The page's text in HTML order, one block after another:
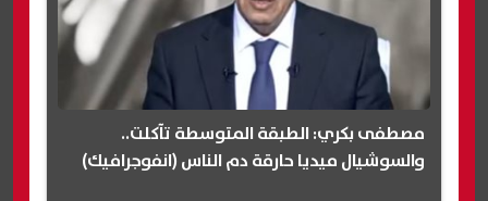
مصطفى بكري: الطبقة المتوسطة تآكلت..
والسوشيال ميديا حارقة دم الناس (انفوجرافيك)